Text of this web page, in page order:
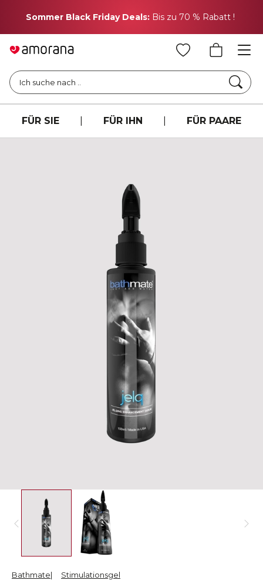
Sommer Black Friday Deals: Bis zu 70 % Rabatt !
Ich suche nach ..
FÜR SIE FÜR IHN FÜR PAARE
Bathmate Stimulationsgel